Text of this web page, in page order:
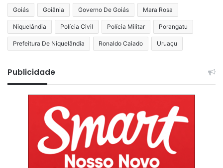
Goiás Goiânia Governo De Goiás Mara Rosa
Niquelândia Polícia Civil Polícia Militar Porangatu
Prefeitura De Niquelândia Ronaldo Caiado Uruaçu
Publicidade